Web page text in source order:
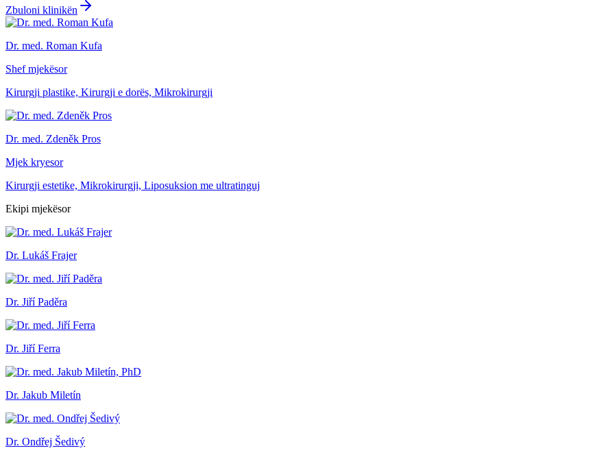
Zbuloni klinikën
Dr. med. Roman Kufa
Shef mjekësor
Kirurgji plastike, Kirurgji e dorës, Mikrokirurgji
Dr. med. Zdeněk Pros
Mjek kryesor
Kirurgji estetike, Mikrokirurgji, Liposuksion me ultratinguj
Ekipi mjekësor
Dr. Lukáš Frajer
Dr. Jiří Paděra
Dr. Jiří Ferra
Dr. Jakub Miletín
Dr. Ondřej Šedivý